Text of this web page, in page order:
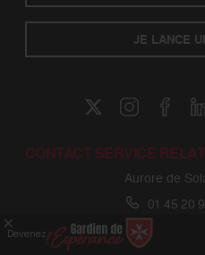
JE LANCE
CONTACT SERVICE
Aurore de
01 45 20
Devenez